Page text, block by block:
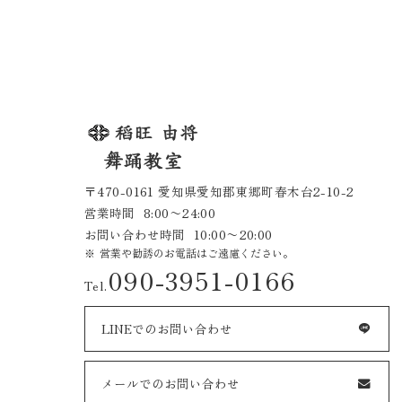
〒470-0161 愛知県愛知郡東郷町春木台2-10-2
営業時間 8:00〜24:00
お問い合わせ時間 10:00〜20:00
営業や勧誘のお電話はご遠慮ください。
Tel. 090-3951-0166
LINEでのお問い合わせ
メールでのお問い合わせ